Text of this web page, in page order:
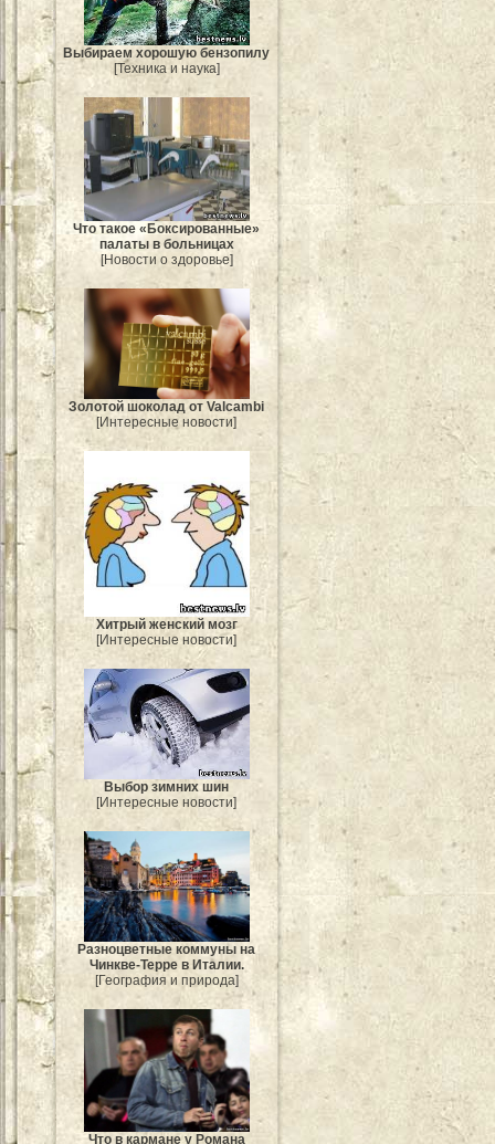
Выбираем хорошую бензопилу
[Техника и наука]
Что такое «Боксированные»
палаты в больницах
[Новости о здоровье]
Золотой шоколад от Valcambi
[Интересные новости]
Хитрый женский мозг
[Интересные новости]
Выбор зимних шин
[Интересные новости]
Разноцветные коммуны на
Чинкве-Терре в Италии.
[География и природа]
Что в кармане у Романа